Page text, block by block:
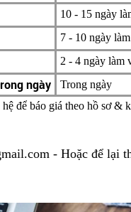
10 - 15 ngày
7 - 10 ngày
2 - 4 ngày làm
ngày Trong ngày
để báo giá theo hồ sơ &
- Hoặc để